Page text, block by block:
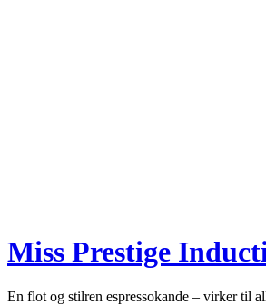
Miss Prestige
En flot og stilren espressokande – virker til